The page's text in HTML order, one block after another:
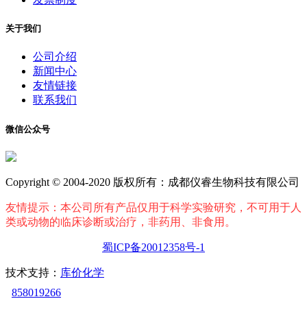
关于我们
公司介绍
新闻中心
友情链接
联系我们
微信公众号
Copyright © 2004-2020 版权所有：成都仪睿生物科技有限公司
友情提示：本公司所有产品仅用于科学实验研究，不可用于人
类或动物的临床诊断或治疗，非药用、非食用。
蜀ICP备20012358号-1
技术支持： 库价化学
858019266